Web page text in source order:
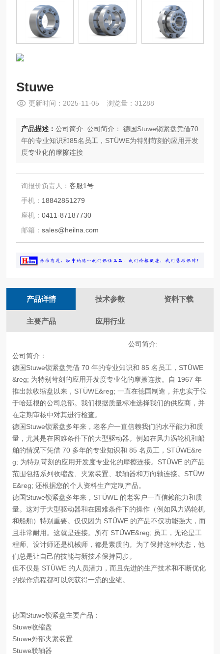
Stuwe
更新时间：2025-11-05 浏览量：31288
产品描述：公司简介: 公司简介： 德国Stuwe锁紧盘凭借70
年的专业知识和85名员工，STÜWE为特别苛刻的应用开发
度专业化的摩擦连接
询报价负责人：客服1号
手机： 18842851279
座机：0411-87187730
邮箱：sales@heilna.com
产品详情 技术参数 资料下载
主要产品 应用行业
公司简介:
公司简介：
德国Stuwe锁紧盘凭借 70 年的专业知识和 85 名员工，STÜWE
&reg; 为特别苛刻的应用开发度专业化的摩擦连接。自 1967 年
推出款收缩盘以来，STÜWE&reg; 一直在德国制造，并忠实于位
于哈廷根的公司总部。我们根据质量标准选择我们的供应商，并
在定期审核中对其进行检查。
德国Stuwe锁紧盘多年来，老客户一直信赖我们的水平能力和质
量，尤其是在困难条件下的大型驱动器。例如在风力涡轮机和船
舶的情况下凭借 70 多年的专业知识和 85 名员工，STÜWE&re
g; 为特别苛刻的应用开发度专业化的摩擦连接。STÜWE 的产品
范围包括系列收缩盘、夹紧装置、联轴器和万向轴连接。STÜW
E&reg; 还根据您的个人资料生产定制产品。
德国Stuwe锁紧盘多年来，STÜWE 的老客户一直信赖能力和质
量。这对于大型驱动器和在困难条件下的操作（例如风力涡轮机
和船舶）特别重要。仅仅因为 STÜWE 的产品不仅功能强大，而
且非常耐用。这就是连接。所有 STÜWE&reg; 员工，无论是工
程师、设计师还是机械师，都是素质的。为了保持这种状态，他
们总是让自己的技能与新技术保持同步。
但不仅是 STÜWE 的人员潜力，而且先进的生产技术和不断优化
的操作流程都可以您获得一流的业绩。
德国Stuwe锁紧盘主要产品：
Stuwe收缩盘
Stuwe外部夹紧装置
Stuwe联轴器